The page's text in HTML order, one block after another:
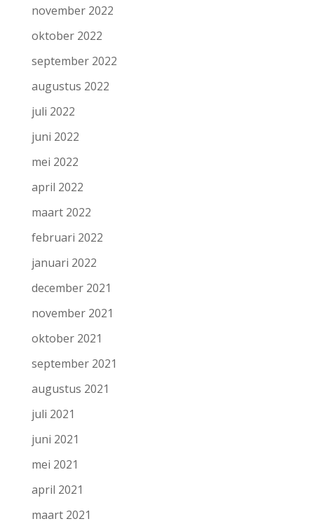
november 2022
oktober 2022
september 2022
augustus 2022
juli 2022
juni 2022
mei 2022
april 2022
maart 2022
februari 2022
januari 2022
december 2021
november 2021
oktober 2021
september 2021
augustus 2021
juli 2021
juni 2021
mei 2021
april 2021
maart 2021